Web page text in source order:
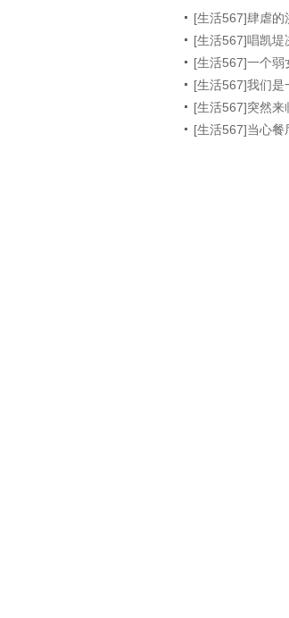
[生活567]肆虐
[生活567]唱凯
[生活567]一个
[生活567]我们
[生活567]突然
[生活567]当心餐